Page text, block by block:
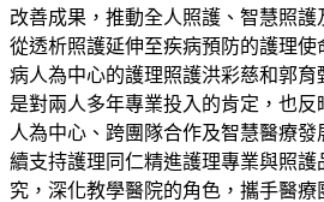
改善成果，推動全人照護、智慧照
從透析照護延伸至疾病預防的護理
病人為中心的護理照護洪彩慈和郭
是對兩人多年專業投入的肯定，也
人為中心、跨團隊合作及智慧醫療
續支持護理同仁精進護理專業與照
究，深化教學醫院的角色，攜手醫療